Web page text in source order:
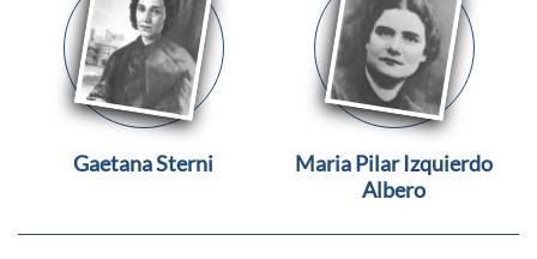
Gaetana Sterni
Maria Pilar Izquierdo
Albero